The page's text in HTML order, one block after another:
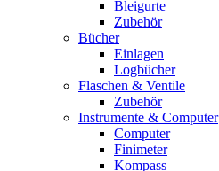
Bleigurte
Zubehör
Bücher
Einlagen
Logbücher
Flaschen & Ventile
Zubehör
Instrumente & Computer
Computer
Finimeter
Kompass